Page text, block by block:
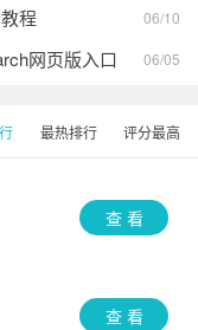
程 06/10
网页版入口 06/05
最热排行 评分最高
查 看
查 看